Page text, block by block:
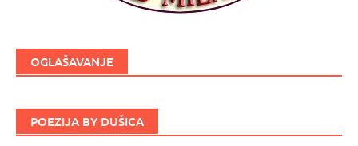
OGLAŠAVANJE
POEZIJA BY DUŠICA